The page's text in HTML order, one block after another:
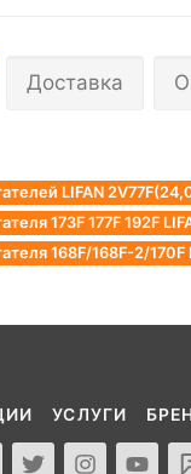
Доставка
LIFAN
173F 177F 192F
168F/168F-2/170F
УСЛУГИ